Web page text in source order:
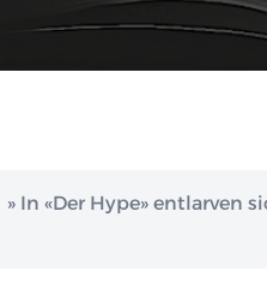
» In «Der Hype» entlarven